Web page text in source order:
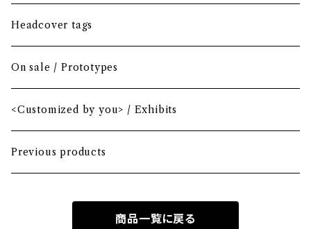
Driver
Mini Driver (Option)
Fairway wood
Hybrid
Blade
Small mallet
Mid mallet
Large mallet
Headcover tags
On sale / Prototypes
<Customized by you> / Exhibits
Previous products
商品一覧に戻る